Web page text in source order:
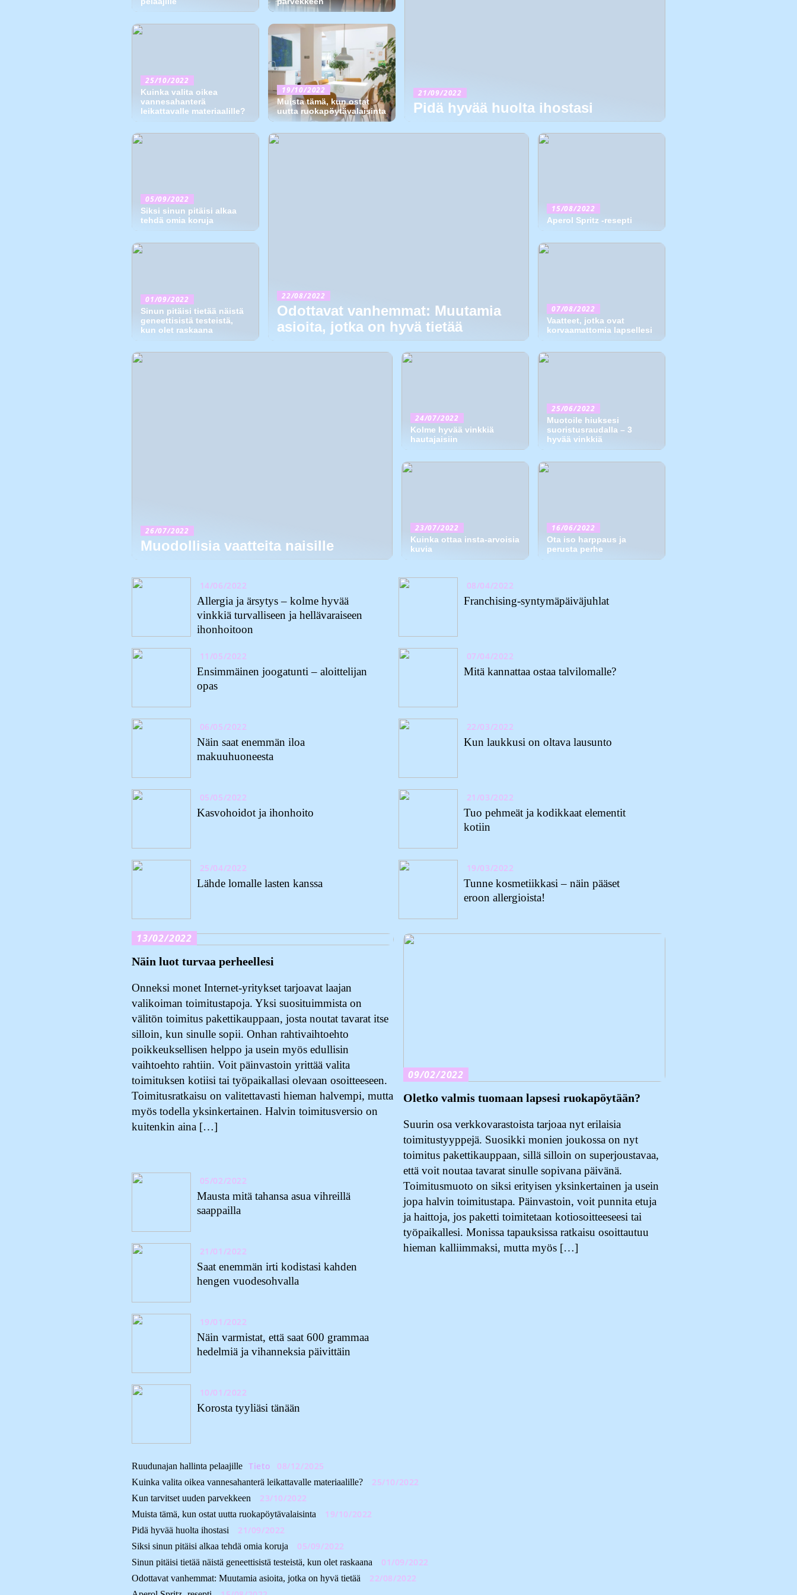
25/10/2022
Kuinka valita oikea
vannesahanterä
leikattavalle materiaalille?
19/10/2022
Muista tämä, kun ostat
uutta ruokapöytävalaisinta
21/09/2022
Pidä hyvää huolta ihostasi
05/09/2022
Siksi sinun pitäisi alkaa
tehdä omia koruja
01/09/2022
Sinun pitäisi tietää näistä
geneettisistä testeistä,
kun olet raskaana
22/08/2022
Odottavat vanhemmat: Muutamia
asioita, jotka on hyvä tietää
15/08/2022
Aperol Spritz -resepti
07/08/2022
Vaatteet, jotka ovat
korvaamattomia lapsellesi
26/07/2022
Muodollisia vaatteita naisille
24/07/2022
Kolme hyvää vinkkiä
hautajaisiin
23/07/2022
Kuinka ottaa insta-arvoisia
kuvia
25/06/2022
Muotoile hiuksesi
suoristusraudalla – 3
hyvää vinkkiä
16/06/2022
Ota iso harppaus ja
perusta perhe
14/06/2022
Allergia ja ärsytys – kolme hyvää
vinkkiä turvalliseen ja hellävaraiseen
ihonhoitoon
11/05/2022
Ensimmäinen joogatunti – aloittelijan
opas
06/05/2022
Näin saat enemmän iloa
makuuhuoneesta
05/05/2022
Kasvohoidot ja ihonhoito
25/04/2022
Lähde lomalle lasten kanssa
08/04/2022
Franchising-syntymäpäiväjuhlat
07/04/2022
Mitä kannattaa ostaa talvilomalle?
22/03/2022
Kun laukkusi on oltava lausunto
21/03/2022
Tuo pehmeät ja kodikkaat elementit
kotiin
19/03/2022
Tunne kosmetiikkasi – näin pääset
eroon allergioista!
13/02/2022
Näin luot turvaa perheellesi
Onneksi monet Internet-yritykset tarjoavat laajan
valikoiman toimitustapoja. Yksi suosituimmista on
välitön toimitus pakettikauppaan, josta noutat tavarat itse
silloin, kun sinulle sopii. Onhan rahtivaihtoehto
poikkeuksellisen helppo ja usein myös edullisin
vaihtoehto rahtiin. Voit päinvastoin yrittää valita
toimituksen kotiisi tai työpaikallasi olevaan osoitteeseen.
Toimitusratkaisu on valitettavasti hieman halvempi, mutta
myös todella yksinkertainen. Halvin toimitusversio on
kuitenkin aina […]
09/02/2022
Oletko valmis tuomaan lapsesi ruokapöytään?
Suurin osa verkkovarastoista tarjoaa nyt erilaisia
toimitustyyppejä. Suosikki monien joukossa on nyt
toimitus pakettikauppaan, sillä silloin on superjoustavaa,
että voit noutaa tavarat sinulle sopivana päivänä.
Toimitusmuoto on siksi erityisen yksinkertainen ja usein
jopa halvin toimitustapa. Päinvastoin, voit punnita etuja
ja haittoja, jos paketti toimitetaan kotiosoitteeseesi tai
työpaikallesi. Monissa tapauksissa ratkaisu osoittautuu
hieman kalliimmaksi, mutta myös […]
05/02/2022
Mausta mitä tahansa asua vihreillä
saappailla
21/01/2022
Saat enemmän irti kodistasi kahden
hengen vuodesohvalla
19/01/2022
Näin varmistat, että saat 600 grammaa
hedelmiä ja vihanneksia päivittäin
10/01/2022
Korosta tyyliäsi tänään
Ruudunajan hallinta pelaajille Tieto 08/12/2025
Kuinka valita oikea vannesahanterä leikattavalle materiaalille? 25/10/2022
Kun tarvitset uuden parvekkeen 23/10/2022
Muista tämä, kun ostat uutta ruokapöytävalaisinta 19/10/2022
Pidä hyvää huolta ihostasi 21/09/2022
Siksi sinun pitäisi alkaa tehdä omia koruja 05/09/2022
Sinun pitäisi tietää näistä geneettisistä testeistä, kun olet raskaana 01/09/2022
Odottavat vanhemmat: Muutamia asioita, jotka on hyvä tietää 22/08/2022